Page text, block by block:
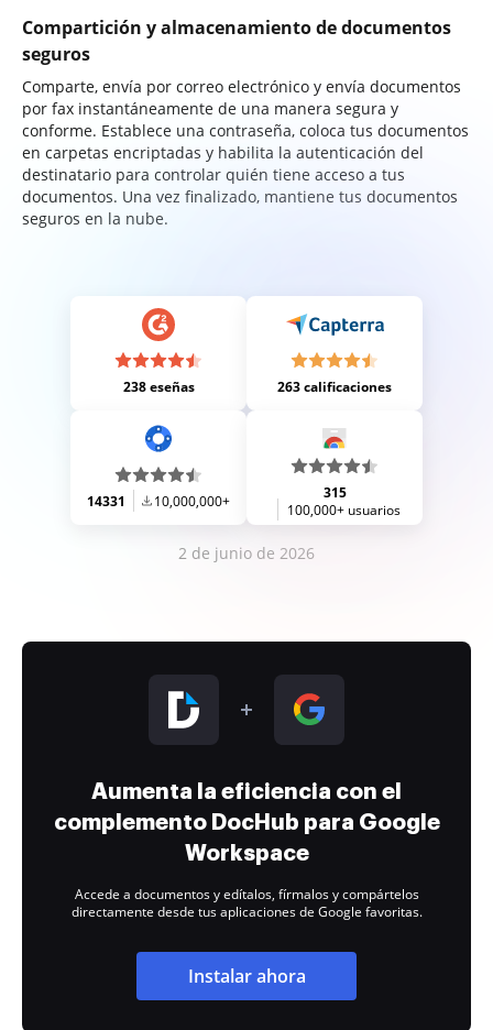
Compartición y almacenamiento de documentos
seguros
Comparte, envía por correo electrónico y envía documentos
por fax instantáneamente de una manera segura y
conforme. Establece una contraseña, coloca tus documentos
en carpetas encriptadas y habilita la autenticación del
destinatario para controlar quién tiene acceso a tus
documentos. Una vez finalizado, mantiene tus documentos
seguros en la nube.
238 eseñas 263 calificaciones
14331 10,000,000+
315
100,000+ usuarios
2 de junio de 2026
Aumenta la eficiencia con el
complemento DocHub para Google
Workspace
Accede a documentos y edítalos, fírmalos y compártelos
directamente desde tus aplicaciones de Google favoritas.
Instalar ahora